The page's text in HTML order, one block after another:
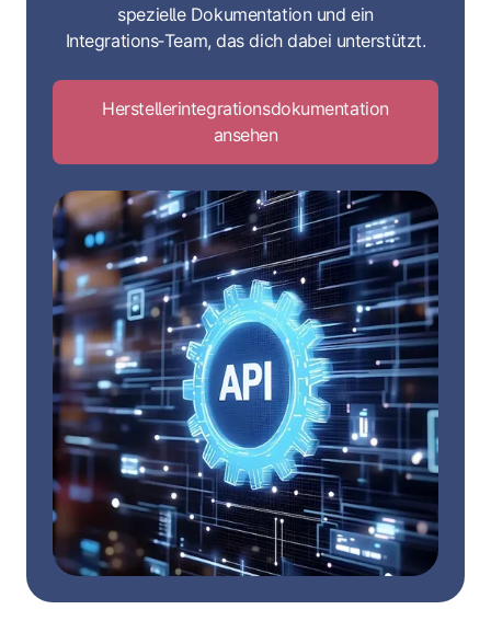
spezielle Dokumentation und ein
Integrations‑Team, das dich dabei unterstützt.
Herstellerintegrationsdokumentation
ansehen